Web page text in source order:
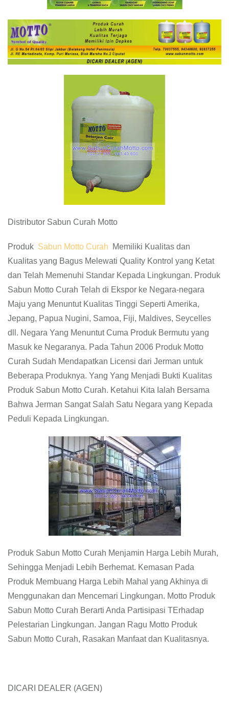
Distributor Sabun Curah Motto
Produk Sabun Motto Curah
Memiliki Kualitas dan
Kualitas yang Bagus Melewati Quality Kontrol yang Ketat
dan Telah Memenuhi Standar Kepada Lingkungan. Produk
Sabun Motto Curah Telah di Ekspor ke Negara-negara
Maju yang Menuntut Kualitas Tinggi Seperti Amerika,
Jepang, Papua Nugini, Samoa, Fiji, Maldives, Seycelles
dll. Negara Yang Menuntut Cuma Produk Bermutu yang
Masuk ke Negaranya. Pada Tahun 2006 Produk Motto
Curah Sudah Mendapatkan Licensi dari Jerman untuk
Beberapa Produknya. Yang Yang Menjadi Bukti Kualitas
Produk Sabun Motto Curah. Ketahui Kita Ialah Bersama
Bahwa Jerman Sangat Salah Satu Negara yang Kepada
Peduli Kepada Lingkungan.
Produk Sabun Motto Curah Menjamin Harga Lebih Murah,
Sehingga Menjadi Lebih Berhemat. Kemasan Pada
Produk Membuang Harga Lebih Mahal yang Akhinya di
Menggunakan dan Mencemari Lingkungan. Motto Produk
Sabun Motto Curah Berarti Anda Partisipasi TErhadap
Pelestarian Lingkungan. Jangan Ragu Motto Produk
Sabun Motto Curah, Rasakan Manfaat dan Kualitasnya.
DICARI DEALER (AGEN)